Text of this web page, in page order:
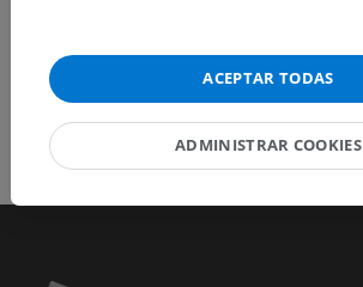
ACEPTAR TODAS
ADMINISTRAR COOKIES